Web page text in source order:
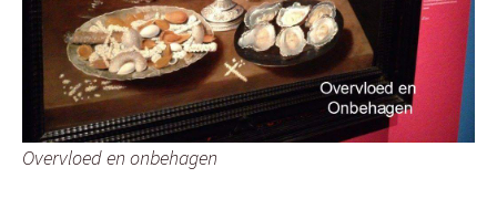
Overvloed en onbehagen